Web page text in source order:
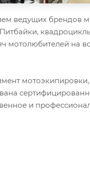
ведущих брендов
мотолюбителей на
мотоэкипировки,
и